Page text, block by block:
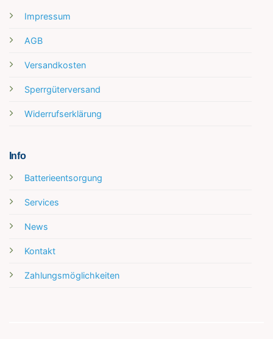
Impressum
AGB
Versandkosten
Sperrgüterversand
Widerrufserklärung
Info
Batterieentsorgung
Services
News
Kontakt
Zahlungsmöglichkeiten